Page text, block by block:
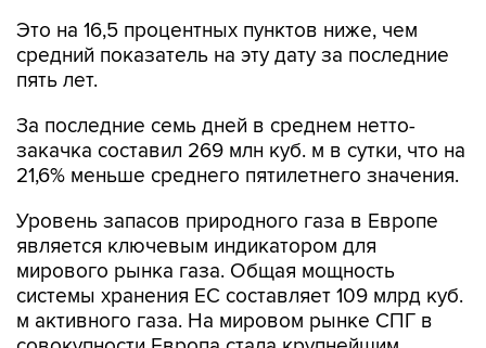
Это на 16,5 процентных пунктов ниже, чем
средний показатель на эту дату за последние
пять лет.
За последние семь дней в среднем нетто-
закачка составил 269 млн куб. м в сутки, что на
21,6% меньше среднего пятилетнего значения.
Уровень запасов природного газа в Европе
является ключевым индикатором для
мирового рынка газа. Общая мощность
системы хранения ЕС составляет 109 млрд куб.
м активного газа. На мировом рынке СПГ в